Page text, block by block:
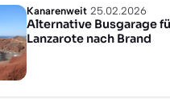
Kanarenweit 25.02.2026
Alternative Busgarage
Lanzarote nach Brand